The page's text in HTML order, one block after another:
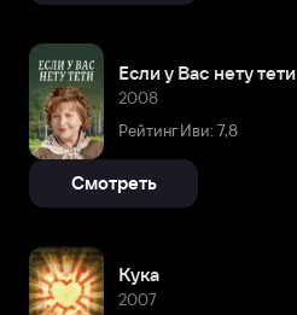
Если у Вас нету тети
2008
Рейтинг Иви: 7,8
Смотреть
Кука
2007